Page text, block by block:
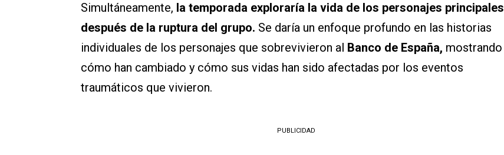
Simultáneamente, la temporada exploraría la vida de los personajes principales
después de la ruptura del grupo. Se daría un enfoque profundo en las historias
individuales de los personajes que sobrevivieron al Banco de España, mostrando
cómo han cambiado y cómo sus vidas han sido afectadas por los eventos
traumáticos que vivieron.
PUBLICIDAD